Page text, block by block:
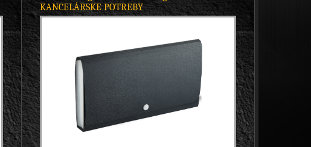
KANCELÁRSKE POTREBY